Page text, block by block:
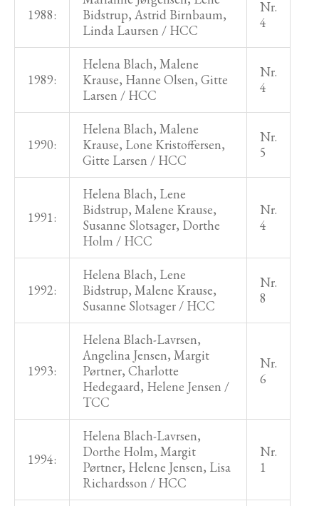
1988:
Bidstrup, Astrid Birnbaum,
Linda Laursen / HCC
Nr.
4
1989:
Helena Blach, Malene
Krause, Hanne Olsen, Gitte
Larsen / HCC
Nr.
4
1990:
Helena Blach, Malene
Krause, Lone Kristoffersen,
Gitte Larsen / HCC
Nr.
5
1991:
Helena Blach, Lene
Bidstrup, Malene Krause,
Susanne Slotsager, Dorthe
Holm / HCC
Nr.
4
1992:
Helena Blach, Lene
Bidstrup, Malene Krause,
Susanne Slotsager / HCC
Nr.
8
1993:
Helena Blach-Lavrsen,
Angelina Jensen, Margit
Pørtner, Charlotte
Hedegaard, Helene Jensen /
TCC
Nr.
6
1994:
Helena Blach-Lavrsen,
Dorthe Holm, Margit
Pørtner, Helene Jensen, Lisa
Richardsson / HCC
Nr.
1